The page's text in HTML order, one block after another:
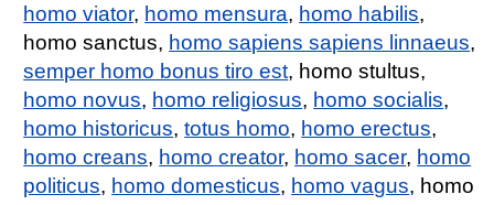
homo viator, homo mensura, homo habilis,
homo sanctus, homo sapiens sapiens linnaeus,
semper homo bonus tiro est, homo stultus,
homo novus, homo religiosus, homo socialis,
homo historicus,totus homo, homo erectus,
homo creans, homo creator, homo sacer, homo
politicus, homo domesticus, homo vagus, homo